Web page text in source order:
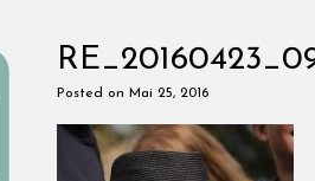
Posted on Mai 25, 2016